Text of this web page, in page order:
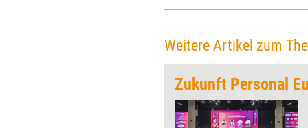
Weitere Artikel zum
Zukunft Personal